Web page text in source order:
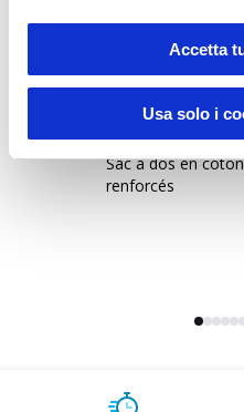
Accetta
Usa solo i
1815022-
Sac à dos en
renforcés